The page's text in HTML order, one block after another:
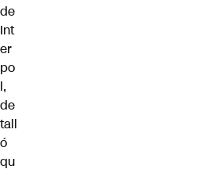
de
Int
er
po
l,
de
tall
ó
qu